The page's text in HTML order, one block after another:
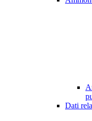
Dati